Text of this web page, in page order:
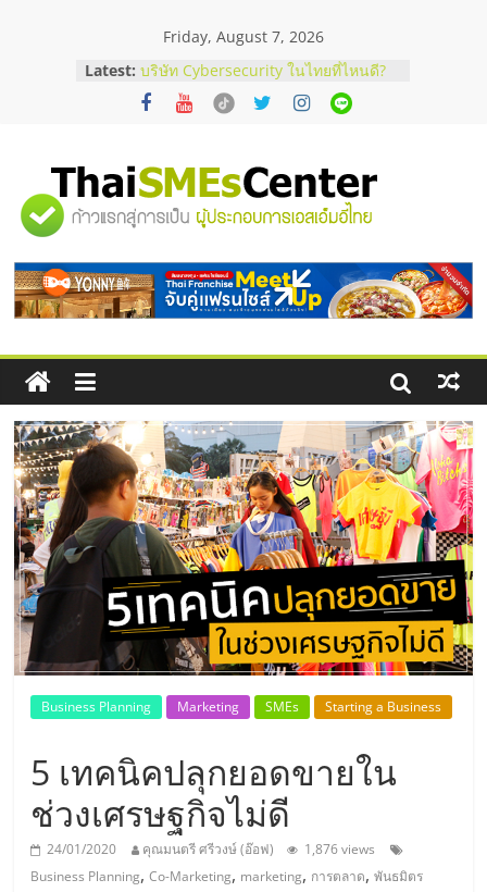
Friday, August 7, 2026
Latest:
ร้านเครื่องเสียงคุณภาพสูง พร้อม
โซลูชันระบบภาพและเสียง
บริษัท Cybersecurity ในไทยที่ไหนดี?
วิธีเลือกผู้ให้บริการให้คุ้มค่าและตอบ
เริ่มยังไงให้ผ่านฉลุย
สัมมนาออนไลน์ โอกาสบริหารสถานี
บริการน้ำมัน Shell
ThaiFranchise Meet Up จับคู่แฟรน
ไชส์ ครั้งที่ 8
"ศูนย์
รวม
ข้อมูล
ธุรกิจ
SME
แห่ง
ประเทศไทย,
ThaiSMEsCenter,
รวม
ธุรกิจ
เอ
ส
Business Planning Marketing SMEs Starting a Business
5 เทคนิคปลุกยอดขายใน
ช่วงเศรษฐกิจไม่ดี
24/01/2020 คุณมนตรี ศรีวงษ์ (อ๊อฟ)
1,876 views
Business Planning,Co-Marketing, marketing, การตลาด,พันธมิตร